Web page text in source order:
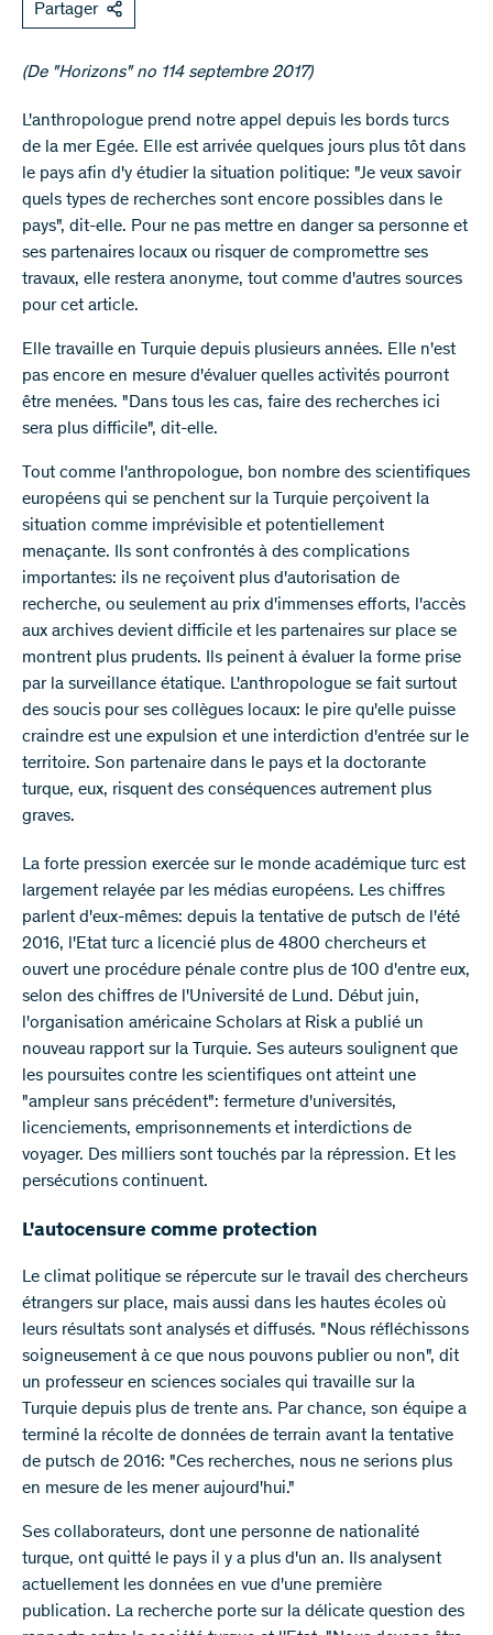
Partager
(De "Horizons" no 114 septembre 2017)​​​
​L'anthropologue prend notre appel depuis les bords turcs
de la mer Egée. Elle est arrivée quelques jours plus tôt dans
le pays afin d'y étudier la situation politique: "Je veux savoir
quels types de recherches sont encore possibles dans le
pays", dit-elle. Pour ne pas mettre en danger sa personne et
ses partenaires locaux ou risquer de compromettre ses
travaux, elle restera anonyme, tout comme d'autres sources
pour cet article.
Elle travaille en Turquie depuis plusieurs années. Elle n'est
pas encore en mesure d'évaluer quelles activités pourront
être menées. "Dans tous les cas, faire des recherches ici
sera plus difficile", dit-elle.
Tout comme l'anthropologue, bon nombre des scientifiques
européens qui se penchent sur la Turquie perçoivent la
situation comme imprévisible et potentiellement
menaçante. Ils sont confrontés à des complications
importantes: ils ne reçoivent plus d'autorisation de
recherche, ou seulement au prix d'immenses efforts, l'accès
aux archives devient difficile et les partenaires sur place se
montrent plus prudents. Ils peinent à évaluer la forme prise
par la surveillance étatique. L'anthropologue se fait surtout
des soucis pour ses collègues locaux: le pire qu'elle puisse
craindre est une expulsion et une interdiction d'entrée sur le
territoire. Son partenaire dans le pays et la doctorante
turque, eux, risquent des conséquences autrement plus
graves.
La forte pression exercée sur le monde académique turc est
largement relayée par les médias européens. Les chiffres
parlent d'eux-mêmes: depuis la tentative de putsch de l'été
2016, l'Etat turc a licencié plus de 4800 chercheurs et
ouvert une procédure pénale contre plus de 100 d'entre eux,
selon des chiffres de l'Université de Lund. Début juin,
l'organisation américaine Scholars at Risk a publié un
nouveau rapport sur la Turquie. Ses auteurs soulignent que
les poursuites contre les scientifiques ont atteint une
"ampleur sans précédent": fermeture d'universités,
licenciements, emprisonnements et interdictions de
voyager. Des milliers sont touchés par la répression. Et les
persécutions continuent.
L'autocensure comme protection
Le climat politique se répercute sur le travail des chercheurs
étrangers sur place, mais aussi dans les hautes écoles où
leurs résultats sont analysés et diffusés. "Nous réfléchissons
soigneusement à ce que nous pouvons publier ou non", dit
un professeur en sciences sociales qui travaille sur la
Turquie depuis plus de trente ans. Par chance, son équipe a
terminé la récolte de données de terrain avant la tentative
de putsch de 2016: "Ces recherches, nous ne serions plus
en mesure de les mener aujourd'hui."
Ses collaborateurs, dont une personne de nationalité
turque, ont quitté le pays il y a plus d'un an. Ils analysent
actuellement les données en vue d'une première
publication. La recherche porte sur la délicate question des